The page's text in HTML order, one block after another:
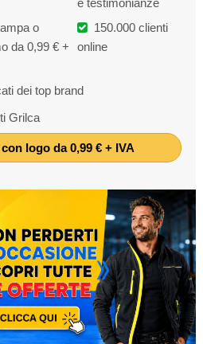
o
da 0,99 € +
e testimonianze
150.000 clienti
online
dei top brand
Grilca
logo da 0,99 € + IVA